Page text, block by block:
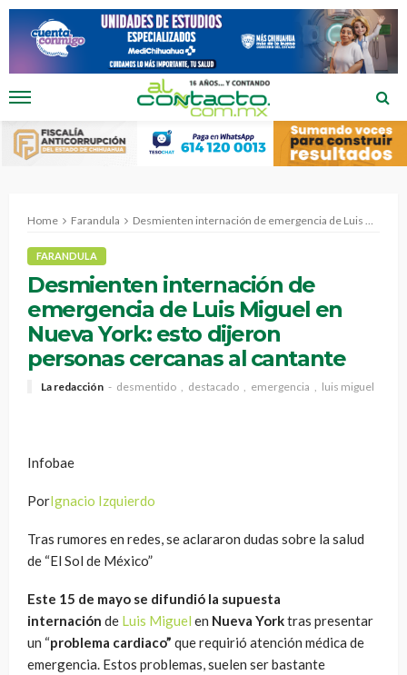
Home Farandula Desmienten internación de emergencia de Luis Miguel en Nueva York: esto dijeron personas cercanas al cantante
FARANDULA
Desmienten internación de
emergencia de Luis Miguel en
Nueva York: esto dijeron
personas cercanas al cantante
La redacción desmentido destacado emergencia luis miguel
Infobae
PorIgnacio Izquierdo
Tras rumores en redes, se aclararon dudas sobre la salud
de “El Sol de México”
Este 15 de mayo se difundió la supuesta
internación de Luis Miguel en Nueva Yorktras presentar
un “problema cardiaco” que requirió atención médica de
emergencia. Estos problemas, suelen ser bastante